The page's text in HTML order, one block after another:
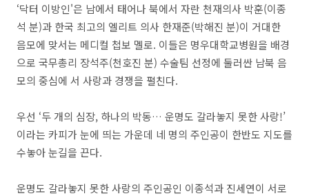
‘닥터 이방인'은 남에서 태어나 북에서 자란 천재의사 박훈(이종
석 분)과 한국 최고의 엘리트 의사 한재준(박해진 분)이 거대한
음모에 맞서는 메디컬 첩보 멜로. 이들은 명우대학교병원을 배경
으로 국무총리 장석주(천호진 분) 수술팀 선정에 둘러싼 남북 음
모의 중심에 서 사랑과 경쟁을 펼친다.
우선 ‘두 개의 심장, 하나의 박동… 운명도 갈라놓지 못한 사랑!’
이라는 카피가 눈에 띄는 가운데 네 명의 주인공이 한반도 지도를
수놓아 눈길을 끈다.
운명도 갈라놓지 못한 사랑의 주인공인 이종석과 진세연이 서로